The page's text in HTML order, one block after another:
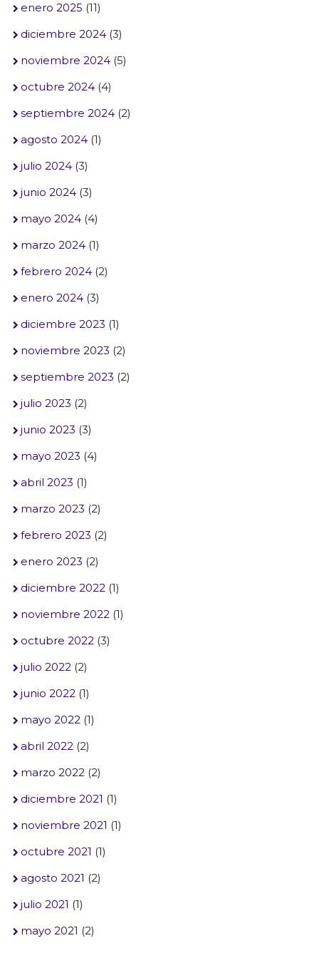
enero 2025 (11)
diciembre 2024(3)
noviembre 2024(5)
octubre 2024(4)
septiembre 2024(2)
agosto 2024(1)
julio 2024(3)
junio 2024(3)
mayo 2024(4)
marzo 2024(1)
febrero 2024(2)
enero 2024(3)
diciembre 2023 (1)
noviembre 2023 (2)
septiembre 2023 (2)
julio 2023 (2)
junio 2023 (3)
mayo 2023 (4)
abril 2023 (1)
marzo 2023 (2)
febrero 2023 (2)
enero 2023 (2)
diciembre 2022(1)
noviembre 2022(1)
octubre 2022(3)
julio 2022(2)
junio 2022(1)
mayo 2022(1)
abril 2022(2)
marzo 2022(2)
diciembre 2021 (1)
noviembre 2021 (1)
octubre 2021 (1)
agosto 2021 (2)
julio 2021 (1)
mayo 2021 (2)